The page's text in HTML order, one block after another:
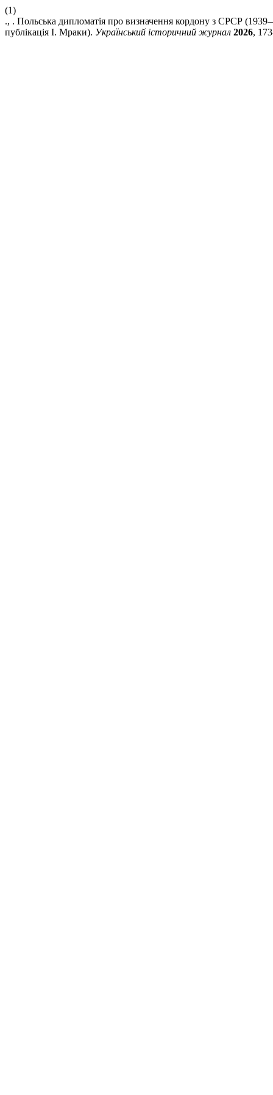
(1)
., . Польська дипломатія про визначення кордону з СРСР
публікація І. Мраки). Український історичний журнал 2026,